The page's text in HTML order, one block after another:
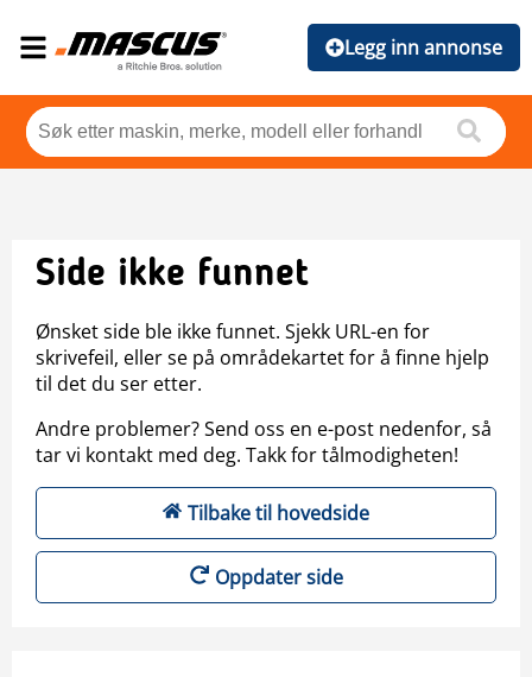
Legg inn annonse
Side ikke funnet
Ønsket side ble ikke funnet. Sjekk URL-en for
skrivefeil, eller se på områdekartet for å finne hjelp
til det du ser etter.
Andre problemer? Send oss en e-post nedenfor, så
tar vi kontakt med deg. Takk for tålmodigheten!
Tilbake til hovedside
Oppdater side